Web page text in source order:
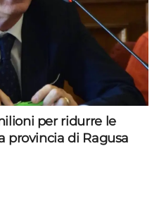
per ridurre le
provincia di Ragusa